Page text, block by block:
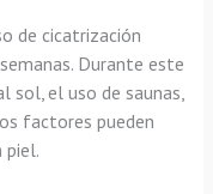
de cicatrización
Durante este
sol, el uso de saunas,
factores pueden
piel.